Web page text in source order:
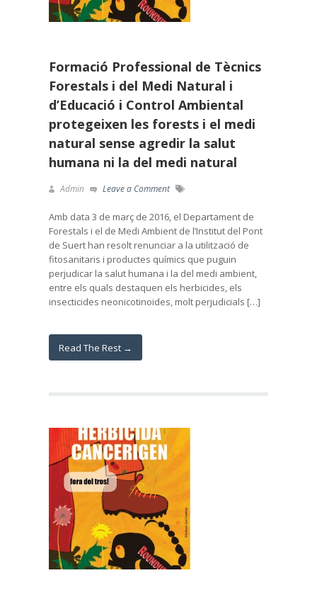
Formació Professional de Tècnics
Forestals i del Medi Natural i
d’Educació i Control Ambiental
protegeixen les forests i el medi
natural sense agredir la salut
humana ni la del medi natural
Admin Leave a Comment
Amb data 3 de març de 2016, el Departament de
Forestals i el de Medi Ambient de l’Institut del Pont
de Suert han resolt renunciar a la utilització de
fitosanitaris i productes químics que puguin
perjudicar la salut humana i la del medi ambient,
entre els quals destaquen els herbicides, els
insecticides neonicotinoides, molt perjudicials […]
Read The Rest →